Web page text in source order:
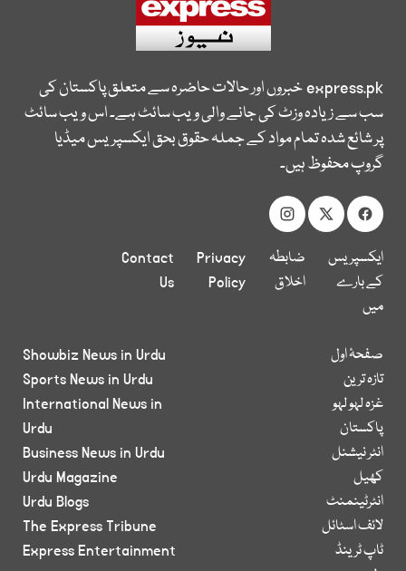
express.pkخبروں اور حالات حاضرہ سے متعلق پاکستان کی
سب سے زیادہ وزٹ کی جانے والی ویب سائٹ ہے۔ اس ویب سائٹ
پر شائع شدہ تمام مواد کے جملہ حقوق بحق ایکسپریس میڈیا
گروپ محفوظ ہیں۔
ایکسپریس
کے بارے
میں
ضابطہ
اخلاق
Privacy
Policy
Contact
Us
صفحۂ اول
تازہ ترین
غزہ لہو لہو
پاکستان
انٹر نیشنل
کھیل
انٹرٹینمنٹ
لائف اسٹائل
ٹاپ ٹرینڈ
Showbiz News in Urdu
Sports News in Urdu
International News in
Urdu
Business News in Urdu
Urdu Magazine
Urdu Blogs
The Express Tribune
Express Entertainment